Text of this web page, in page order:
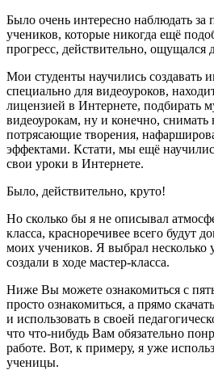
Было очень интересно наблюдать за
учеников, которые никогда ещё
прогресс, действительно, ощущался
Мои студенты научились создавать
специально для видеоуроков,
лицензией в Интернете, подбирать
видеоурокам, ну и конечно, снимать
потрясающие творения,
эффектами. Кстати, мы ещё
свои уроки в Интернете.
Было, действительно, круто!
Но сколько бы я не описывал
класса, красноречивее всего будут
моих учеников. Я выбрал несколько
создали в ходе мастер-класса.
Ниже Вы можете ознакомиться с
просто ознакомиться, а прямо
и использовать в своей
что что-нибудь Вам обязательно
работе. Вот, к примеру, я уже
ученицы.